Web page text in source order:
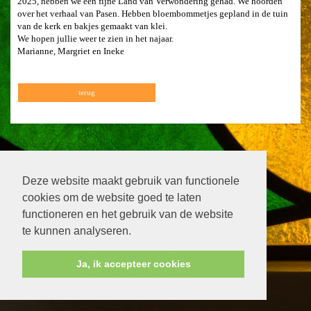
Deze website maakt gebruik van functionele
cookies om de website goed te laten
functioneren en het gebruik van de website
te kunnen analyseren.
Ja, ik accepteer cookies
over het verhaal van Pasen. Hebben bloembommetjes gepland in de tuin
van de kerk en bakjes gemaakt van klei.
We hopen jullie weer te zien in het najaar.
Marianne, Margriet en Ineke
terug